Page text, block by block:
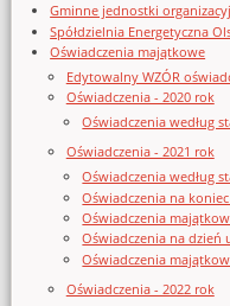
Gminne jednostki
Spółdzielnia Energetyczna
Oświadczenia majątkowe
Edytowalny WZÓR
Oświadczenia - 2020 rok
Oświadczenia według
Oświadczenia - 2021 rok
Oświadczenia według
Oświadczenia na
Oświadczenia
Oświadczenia na dzień
Oświadczenia
Oświadczenia - 2022 rok